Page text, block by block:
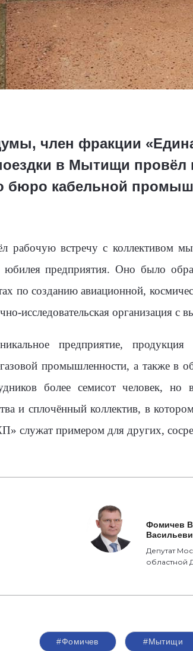
член фракции
в Мытищи провёл
бюро кабельной
рабочую встречу с коллективом
юбилея предприятия. Оно было
по созданию авиационной,
исследовательская организация
предприятие, продукция
промышленности, а также в
более семисот человек, но
и сплочённый коллектив, в
служат примером для других,
Фомичев
Депутат
областной
#Фомичев #Мытищи